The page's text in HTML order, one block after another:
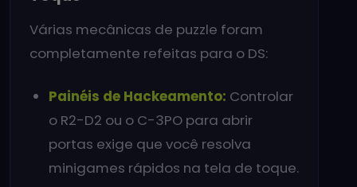
Várias mecânicas de puzzle foram
completamente refeitas para o DS:
Painéis de Hackeamento: Controlar
o R2-D2 ou o C-3PO para abrir
portas exige que você resolva
minigames rápidos na tela de toque.